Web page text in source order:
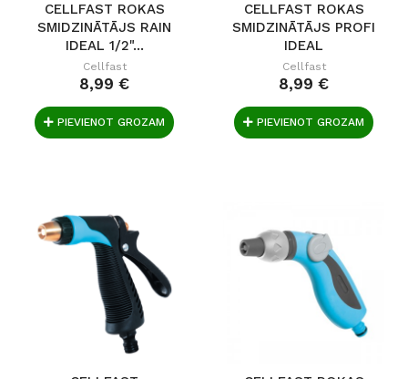
CELLFAST ROKAS
SMIDZINĀTĀJS RAIN
IDEAL 1/2"...
Cellfast
8,99 €
PIEVIENOT GROZAM
CELLFAST ROKAS
SMIDZINĀTĀJS PROFI
IDEAL
Cellfast
8,99 €
PIEVIENOT GROZAM